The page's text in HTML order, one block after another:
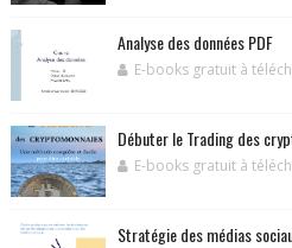
Analyse des données PDF
E-books gratuit à
Débuter le Trading des
E-books gratuit à
Stratégie des médias